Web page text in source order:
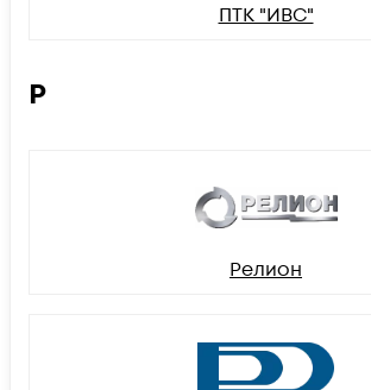
ПТК "ИВС"
Р
Релион